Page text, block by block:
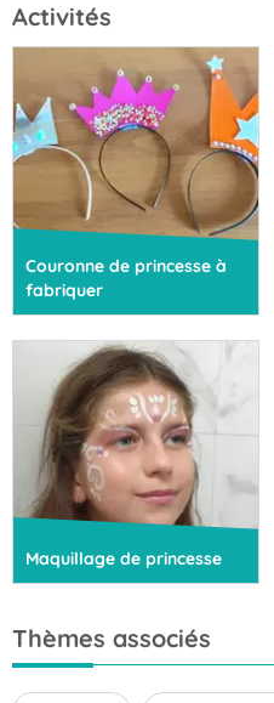
Activités
Couronne de princesse à
fabriquer
Maquillage de princesse
Thèmes associés